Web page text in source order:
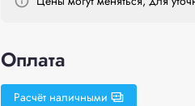
Оплата
Расчёт наличными